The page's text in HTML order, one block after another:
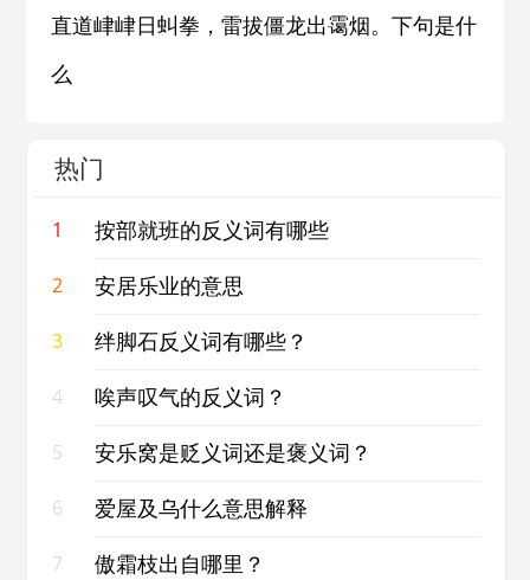
直道峍峍日虯拳，雷拔僵龙出霭烟。下句是什
么
热门
1 按部就班的反义词有哪些
2 安居乐业的意思
3 绊脚石反义词有哪些？
4 唉声叹气的反义词？
5 安乐窝是贬义词还是褒义词？
6 爱屋及乌什么意思解释
7 傲霜枝出自哪里？